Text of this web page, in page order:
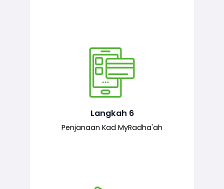
Langkah 6
Penjanaan Kad MyRadha'ah
Setelah permohonan diluluskan, kad
MyRadha’ah akan dijana.